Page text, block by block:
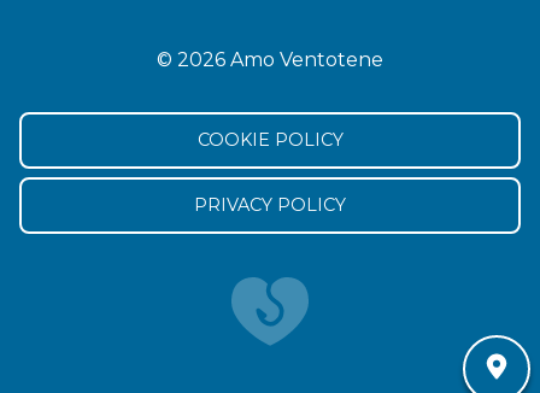
© 2026 Amo Ventotene
COOKIE POLICY
PRIVACY POLICY